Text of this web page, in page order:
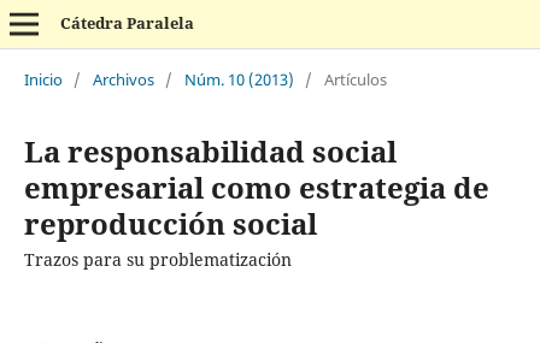
Cátedra Paralela
Inicio / Archivos / Núm. 10 (2013) / Artículos
La responsabilidad social
empresarial como estrategia de
reproducción social
Trazos para su problematización